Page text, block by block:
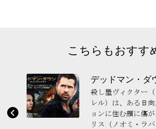
こちらもおすす
デッドマン・ダ
殺し屋ヴィクター
レル）は、ある日
ョンに住む顔に傷
リス（ノオミ・ラ